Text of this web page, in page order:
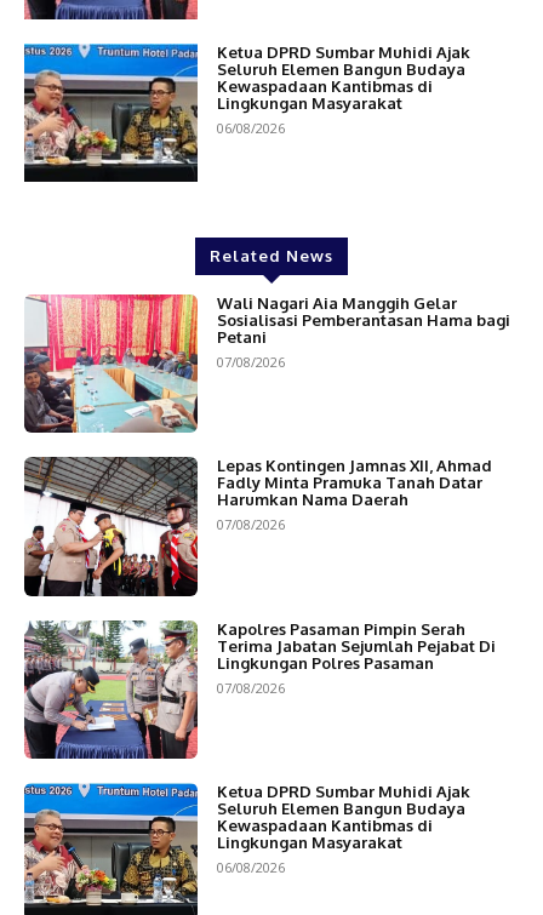
Ketua DPRD Sumbar Muhidi Ajak
Seluruh Elemen Bangun Budaya
Kewaspadaan Kantibmas di
Lingkungan Masyarakat
06/08/2026
Related News
Wali Nagari Aia Manggih Gelar
Sosialisasi Pemberantasan Hama bagi
Petani
07/08/2026
Lepas Kontingen Jamnas XII, Ahmad
Fadly Minta Pramuka Tanah Datar
Harumkan Nama Daerah
07/08/2026
Kapolres Pasaman Pimpin Serah
Terima Jabatan Sejumlah Pejabat Di
Lingkungan Polres Pasaman
07/08/2026
Ketua DPRD Sumbar Muhidi Ajak
Seluruh Elemen Bangun Budaya
Kewaspadaan Kantibmas di
Lingkungan Masyarakat
06/08/2026